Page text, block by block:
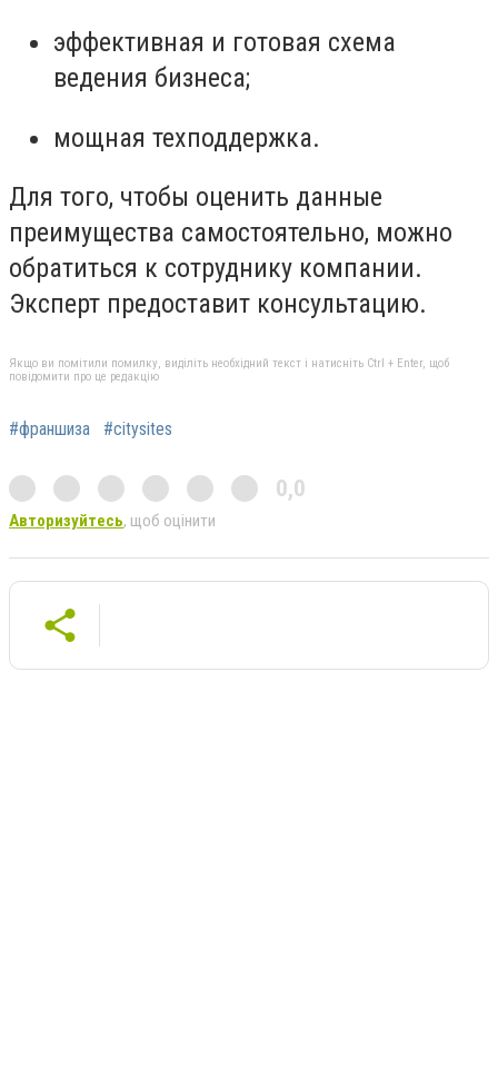
эффективная и готовая схема
ведения бизнеса;
мощная техподдержка.
Для того, чтобы оценить данные
преимущества самостоятельно, можно
обратиться к сотруднику компании.
Эксперт предоставит консультацию.
Якщо ви помітили помилку, виділіть необхідний текст і натисніть Ctrl + Enter, щоб
повідомити про це редакцію
#франшиза #citysites
0,0
Авторизуйтесь, щоб оцінити